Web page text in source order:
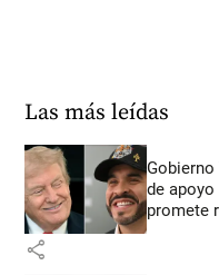
Las más leídas
de
promete
share